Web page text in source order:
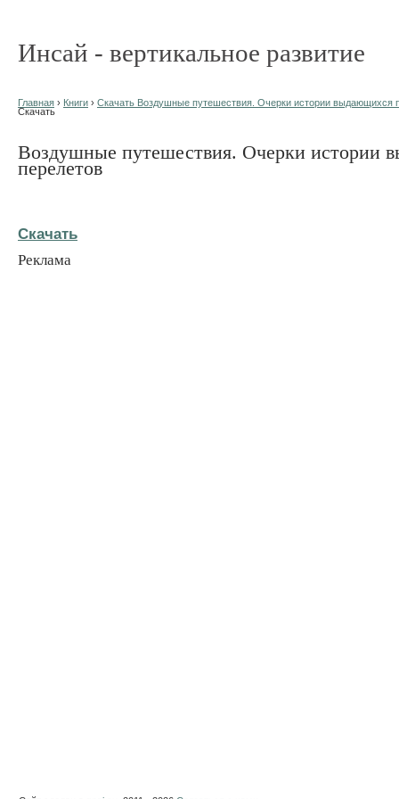
Инсай - вертикальное развитие
Главная › Книги › Скачать Воздушные путешествия. Очерки истории выдающихся
Скачать
Воздушные путешествия. Очерки истории
перелетов
Скачать
Реклама